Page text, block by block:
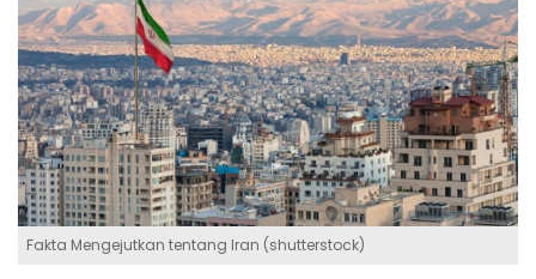
Fakta Mengejutkan tentang Iran (shutterstock)